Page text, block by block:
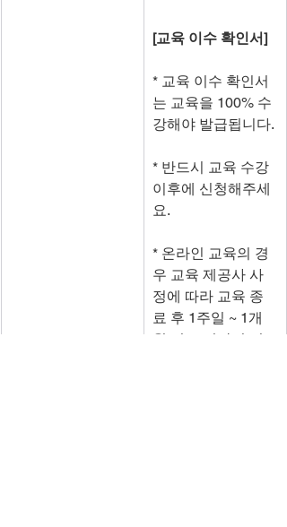
[교육 이수 확인서]
* 교육 이수 확인서
는 교육을 100% 수
강해야 발급됩니다.
* 반드시 교육 수강
이후에 신청해주세
요.
* 온라인 교육의 경
우 교육 제공사 사
정에 따라 교육 종
료 후 1주일 ~ 1개
월 정도 시간이 걸